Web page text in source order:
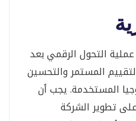
التحول الرقمي بعد
المستمر والتحسين
المستخدمة. يجب أن
تطوير الشركة